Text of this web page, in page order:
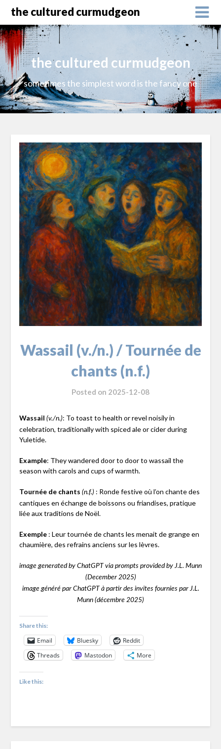
the cultured curmudgeon
the cultured curmudgeon
sometimes the simplest word is the fancy one
Wassail (v./n.) / Tournée de
chants (n.f.)
Posted on 2025-12-08
Wassail (v./n.): To toast to health or revel noisily in
celebration, traditionally with spiced ale or cider during
Yuletide.
Example: They wandered door to door to wassail the
season with carols and cups of warmth.
Tournée de chants (n.f.) : Ronde festive où l’on chante des
cantiques en échange de boissons ou friandises, pratique
liée aux traditions de Noël.
Exemple: Leur tournée de chants les menait de grange en
chaumière, des refrains anciens sur les lèvres.
image generated by ChatGPT via prompts provided by J.L. Munn
(December 2025)
image généré par ChatGPT à partir des invites fournies par J.L.
Munn (décembre 2025)
Share this:
Email Bluesky
Reddit
Threads
Mastodon More
Like this: